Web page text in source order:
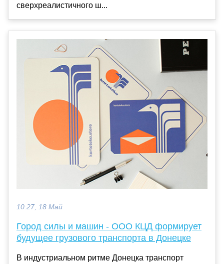
сверхреалистичного ш...
10:27, 18 Май
Город силы и машин - ООО КЦД формирует
будущее грузового транспорта в Донецке
В индустриальном ритме Донецка транспорт